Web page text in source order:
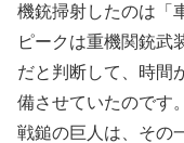
機銃掃射したのは「
ピークは重機関銃武
だと判断して、時間
備させていたのです。
戦鎚の巨人は、その